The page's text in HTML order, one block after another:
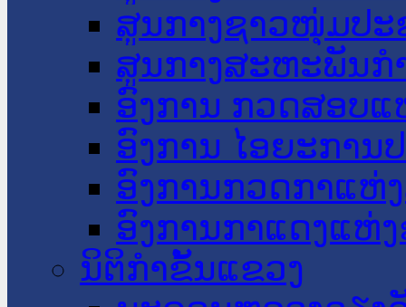
ສູນກາງຊາວໜຸ່ມປະ
ສູນກາງສະຫະພັນກ
ອົງການ ກວດສອບແ
ອົງການ ໄອຍະການ
ອົງການກວດກາແຫ່
ອົງການກາແດງແຫ່
ນິຕິກໍາຂັ້ນແຂວງ